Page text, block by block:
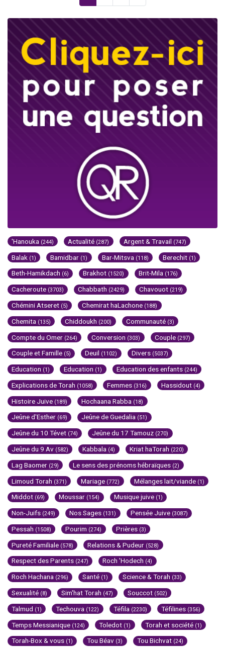
'Hanouka (244) Actualité (287) Argent & Travail (747)
Balak (1) Bamidbar (1) Bar-Mitsva (118) Berechit (1)
Beth-Hamikdach (6) Brakhot (1520) Brit-Mila (176)
Cacheroute (3703) Chabbath (2429) Chavouot (219)
Chémini Atseret (5) Chemirat haLachone (188)
Chemita (135) Chiddoukh (200) Communauté (3)
Compte du Omer (264) Conversion (303) Couple (297)
Couple et Famille (5) Deuil (1102) Divers (5037)
Education (1) Education (1) Education des enfants (244)
Explications de Torah (1058) Femmes (316) Hassidout (4)
Histoire Juive (189) Hochaana Rabba (18)
Jeûne d'Esther (69) Jeûne de Guedalia (51)
Jeûne du 10 Tévet (74) Jeûne du 17 Tamouz (270)
Jeûne du 9 Av (582) Kabbala (4) Kriat haTorah (220)
Lag Baomer (29) Le sens des prénoms hébraïques (2)
Limoud Torah (371) Mariage (772) Mélanges lait/viande (1)
Middot (69) Moussar (154) Musique juive (1)
Non-Juifs (249) Nos Sages (131) Pensée Juive (3087)
Pessah (1508) Pourim (274) Prières (3)
Pureté Familiale (578) Relations & Pudeur (528)
Respect des Parents (247) Roch 'Hodech (4)
Roch Hachana (296) Santé (1) Science & Torah (33)
Sexualité (8) Sim'hat Torah (47) Souccot (502)
Talmud (1) Techouva (122) Téfila (2230) Téfilines (356)
Temps Messianique (124) Toledot (1) Torah et société (1)
Torah-Box & vous (1) Tou Béav (3) Tou Bichvat (24)